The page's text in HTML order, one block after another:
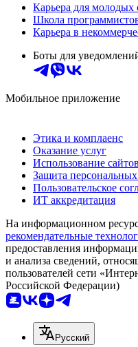
Карьера для молодых
Школа
Карьера в
Боты для
Мобильное приложение
Этика и комплаенс
Оказание услуг
Использование сайтов
Защита
Пользовательское
ИТ аккредитация
На информационном
рекомендательные
предоставления
и анализа сведений,
пользователей сети
Российской Федерации)
Русский